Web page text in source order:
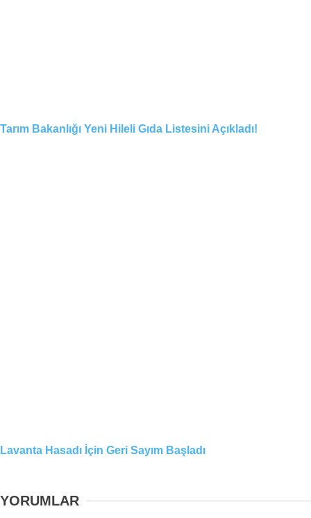
Tarım Bakanlığı Yeni Hileli Gıda Listesini Açıkladı!
Lavanta Hasadı İçin Geri Sayım Başladı
YORUMLAR